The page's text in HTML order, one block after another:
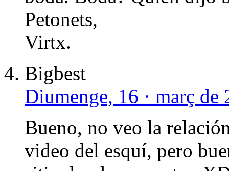
Petonets,
Virtx.
Bigbest
Diumenge, 16 · març de
Bueno, no veo la
video del esquí, pero